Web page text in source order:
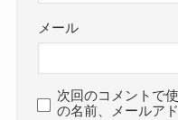
メール
次回のコメントで
の名前、メールア